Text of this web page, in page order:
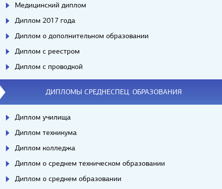
Медицинский диплом
Диплом 2017 года
Диплом о дополнительном образовании
Диплом с реестром
Диплом с проводкой
ДИПЛОМЫ СРЕДНЕСПЕЦ. ОБРАЗОВАНИЯ
Диплом училища
Диплом техникума
Диплом колледжа
Диплом о среднем техническом образовании
Диплом о среднем образовании